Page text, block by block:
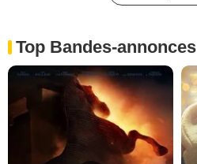
Top Bandes-annonces